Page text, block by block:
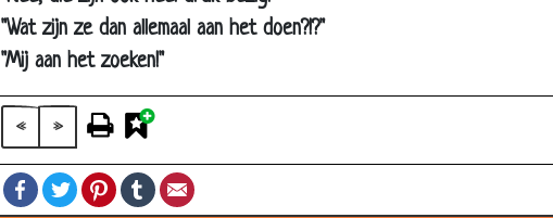
"Wat zijn ze dan allemaal aan het doen?!?"
"Mij aan het zoeken!"
« »
FacebookTwitterPinterestTumblr
25 Aug 2006
Beschrijven wat je ziet
24 Aug 2006
13 Aug 2006
12 Aug 2006